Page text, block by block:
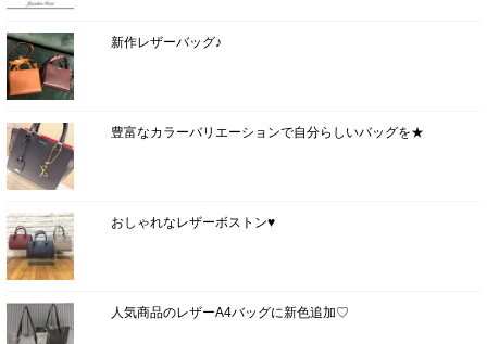
新作レザーバッグ♪
豊富なカラーバリエーションで自分らしいバッグを★
おしゃれなレザーボストン♥
人気商品のレザーA4バッグに新色追加♡